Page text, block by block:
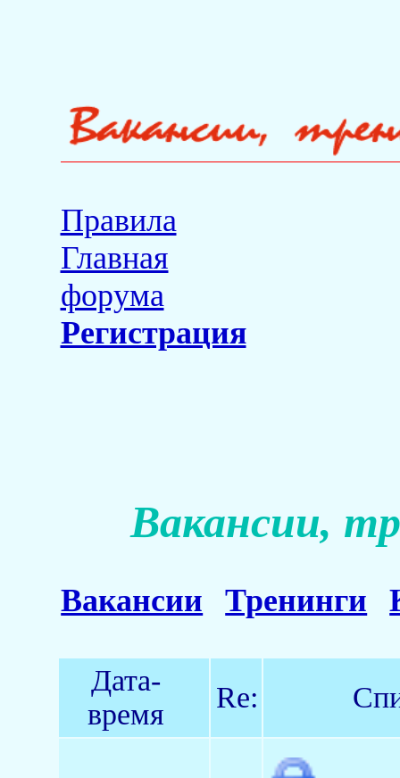
Правила
Главная
форума
Регистрация
Вакансии,
Вакансии Тренинги
Дата-
время
Re: